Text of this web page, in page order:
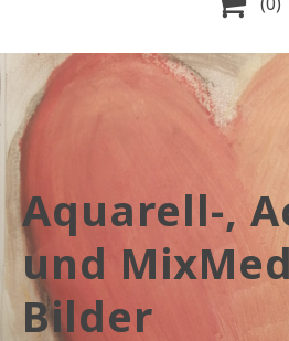
Aquarell-,
und
Bilder